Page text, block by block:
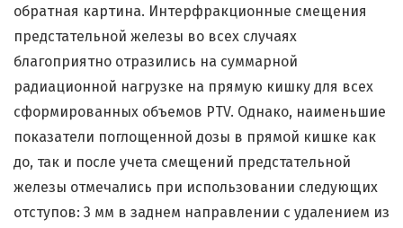
обратная картина. Интерфракционные смещения
предстательной железы во всех случаях
благоприятно отразились на суммарной
радиационной нагрузке на прямую кишку для всех
сформированных объемов PTV. Однако, наименьшие
показатели поглощенной дозы в прямой кишке как
до, так и после учета смещений предстательной
железы отмечались при использовании следующих
отступов: 3 мм в заднем направлении с удалением из